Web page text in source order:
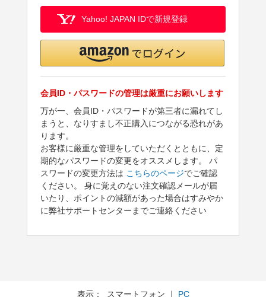
Yahoo! JAPAN IDで新規登録
会員ID・パスワードの管理は厳重にお願いします
万が一、会員ID・パスワードが第三者に漏れてし
まうと、なりすまし不正購入につながる恐れがあ
ります。
お客様に厳重な管理をしていただくとともに、定
期的なパスワードの変更をオススメします。 パ
スワードの変更方法は こちらのページでご確認
ください。 身に覚えのない注文確認メールが届
いたり、ポイントの減額があった場合はすみやか
に弊社サポートセンターまでご連絡ください
表示： スマートフォン ｜ PC